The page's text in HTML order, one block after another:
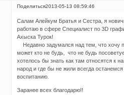
Поделиться2013-05-13 08:59:46
Салам Алейкум Братья и Сестра, я
работаю в сфере Специалист по 3D
Ахыска Турок!
Недавно задумался над тем, что хочу
может кто не будь, что не будь
хотелось бы знать как там относятся к
народ и где бы не жили всегда
воспитанию.
Заранее всех благодарю!!